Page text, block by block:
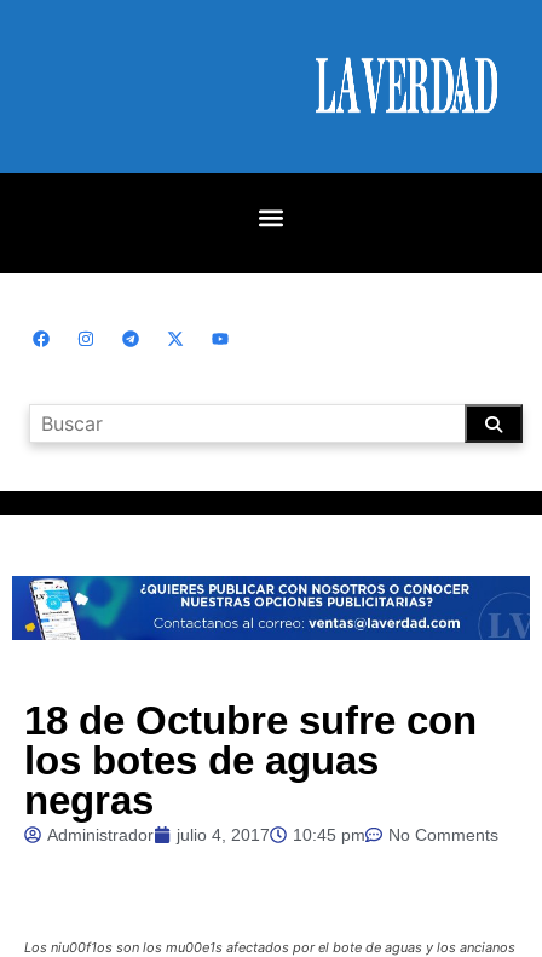
18 de Octubre sufre con
los botes de aguas
negras
Administrador julio 4, 2017 10:45 pm No Comments
Los niu00f1os son los mu00e1s afectados por el bote de aguas y los ancianos